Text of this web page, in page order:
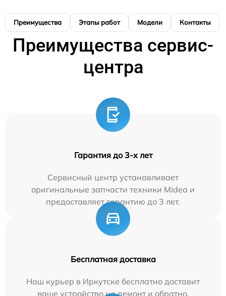
Преимущества Этапы работ Модели Контакты
Преимущества сервис-
центра
Гарантия до 3-х лет
Сервисный центр устанавливает
оригинальные запчасти техники Midea и
предоставляет гарантию до 3 лет.
Бесплатная доставка
Наш курьер в Иркутске бесплатно доставит
ваше устройство на ремонт и обратно.